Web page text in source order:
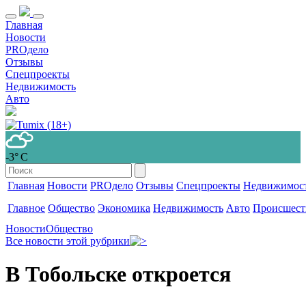
Главная
Новости
PROдело
Отзывы
Спецпроекты
Недвижимость
Авто
-3° С
Главная Новости PROдело Отзывы Спецпроекты
Главное Общество Экономика Недвижимость Авто
НовостиОбщество
Все новости этой рубрики
В Тобольске откроется